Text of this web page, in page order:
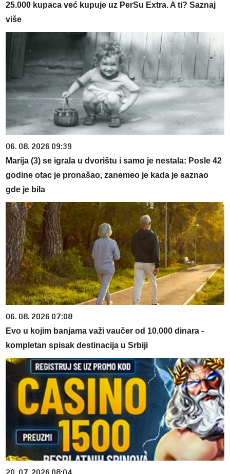
25.000 kupaca već kupuje uz PerSu Extra. A ti? Saznaj
više
06. 08. 2026 09:39
Marija (3) se igrala u dvorištu i samo je nestala: Posle 42
godine otac je pronašao, zanemeo je kada je saznao
gde je bila
06. 08. 2026 07:08
Evo u kojim banjama važi vaučer od 10.000 dinara -
kompletan spisak destinacija u Srbiji